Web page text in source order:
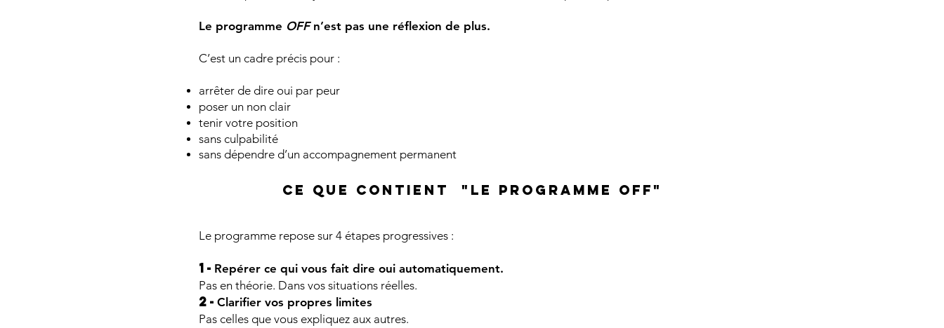
Le programme OFF n’est pas une réflexion de plus.
C’est un cadre précis pour :
arrêter de dire oui par peur
poser un non clair
tenir votre position
sans culpabilité
sans dépendre d’un accompagnement permanent
Le programme repose sur 4 étapes progressives :
1- Repérer ce qui vous fait dire oui automatiquement.
Pas en théorie. Dans vos situations réelles.
2- Clarifier vos propres limites
Pas celles que vous expliquez aux autres.
Ce que contient "Le PROGRAMME OFF"